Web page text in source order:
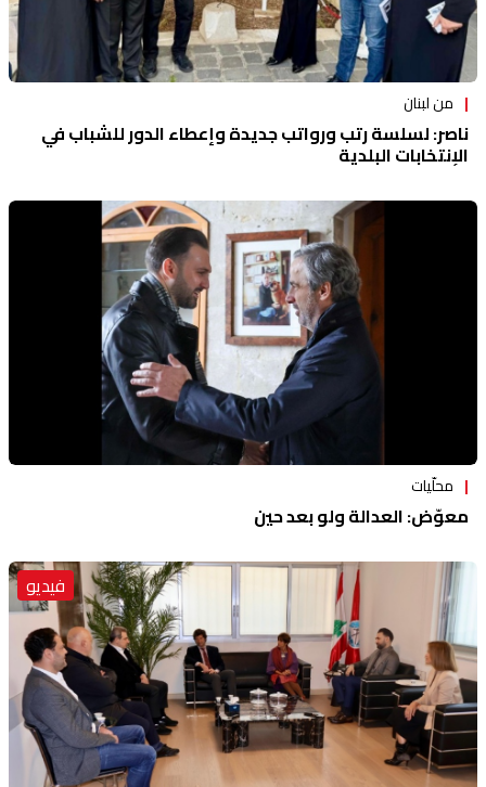
من لبنان
ناصر: لسلسة رتب ورواتب جديدة وإعطاء الدور للشباب في
الإنتخابات البلدية
محلّيات
معوّض: العدالة ولو بعد حين
فيديو